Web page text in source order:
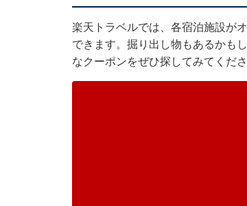
楽天トラベルでは、各宿泊施設が
できます。掘り出し物もあるかも
なクーポンをぜひ探してみてくださ